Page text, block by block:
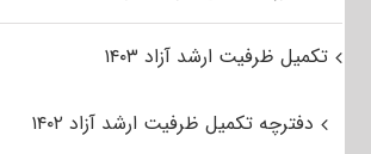
تکمیل ظرفیت ارشد آزاد ۱۴۰۳
دفترچه تکمیل ظرفیت ارشد آزاد ۱۴۰۲